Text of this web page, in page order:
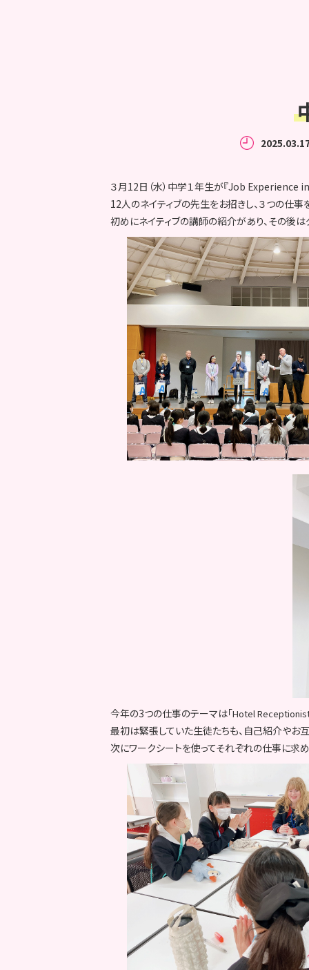
３月12日（水）中学１年生が『Job Experience
12人のネイティブの先生をお招きし、３つの仕
初めにネイティブの講師の紹介があり、その後
今年の3つの仕事のテーマは「Hotel Receptionist
最初は緊張していた生徒たちも、自己紹介やお
次にワークシートを使ってそれぞれの仕事に求